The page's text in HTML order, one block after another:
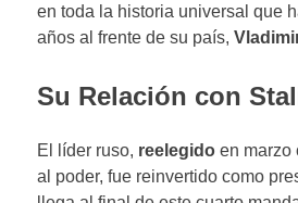
en toda la historia universal que
años al frente de su país,
Su Relación con
El líder ruso, reelegidoen marzo
al poder, fue reinvertido como